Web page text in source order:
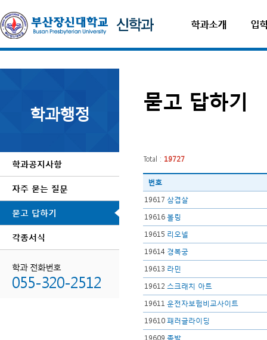
학과소개 입
학과행정
학과공지사항
자주 묻는 질문
묻고 답하기
각종서식
학과 전화번호
055-320-2512
묻고 답하기
Total : 19727
번호
19617 삼겹살
19616 볼링
19615 리오넬
19614 경복궁
19613 라민
19612 스크래치 아트
19611 운전자보험비교사이트
19610 패러글라이딩
19609 족발